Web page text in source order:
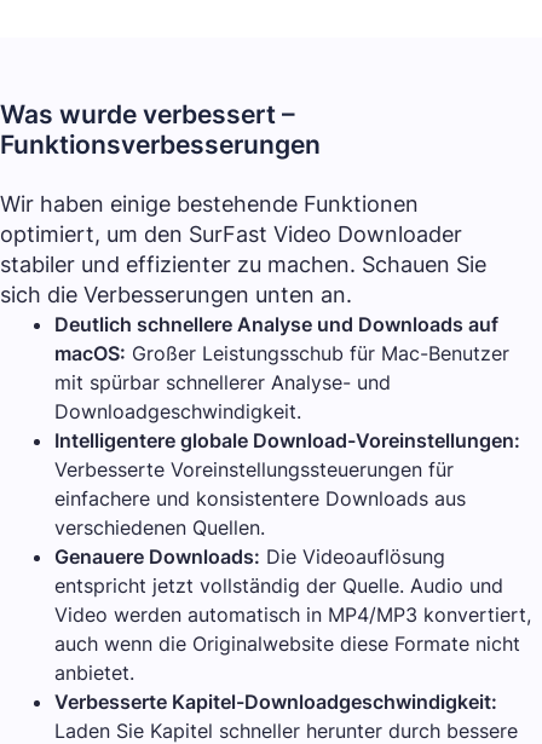
Was wurde verbessert –
Funktionsverbesserungen
Wir haben einige bestehende Funktionen
optimiert, um den SurFast Video Downloader
stabiler und effizienter zu machen. Schauen Sie
sich die Verbesserungen unten an.
Deutlich schnellere Analyse und Downloads auf
macOS: Großer Leistungsschub für Mac-Benutzer
mit spürbar schnellerer Analyse- und
Downloadgeschwindigkeit.
Intelligentere globale Download-Voreinstellungen:
Verbesserte Voreinstellungssteuerungen für
einfachere und konsistentere Downloads aus
verschiedenen Quellen.
Genauere Downloads: Die Videoauflösung
entspricht jetzt vollständig der Quelle. Audio und
Video werden automatisch in MP4/MP3 konvertiert,
auch wenn die Originalwebsite diese Formate nicht
anbietet.
Verbesserte Kapitel-Downloadgeschwindigkeit:
Laden Sie Kapitel schneller herunter durch bessere